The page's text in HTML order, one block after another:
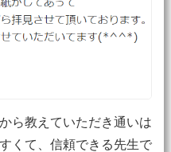
ら教えていただき通いは
くて、信頼できる先生で